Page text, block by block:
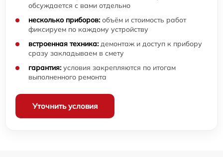
обсуждается с вами отдельно
несколько приборов: объём и стоимость работ
фиксируем по каждому устройству
встроенная техника: демонтаж и доступ к прибору
сразу закладываем в смету
гарантия: условия закрепляются по итогам
выполненного ремонта
Уточнить условия